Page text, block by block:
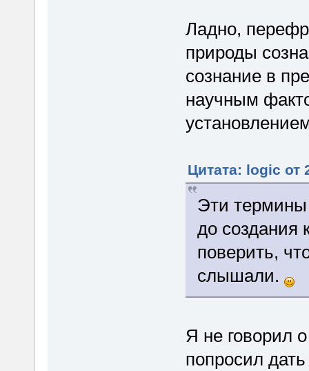
Ладно,
природы
сознание в
научным
Цитата: logic от
Эти термины
до создания
поверить,
слышали.
Я не говорил
попросил